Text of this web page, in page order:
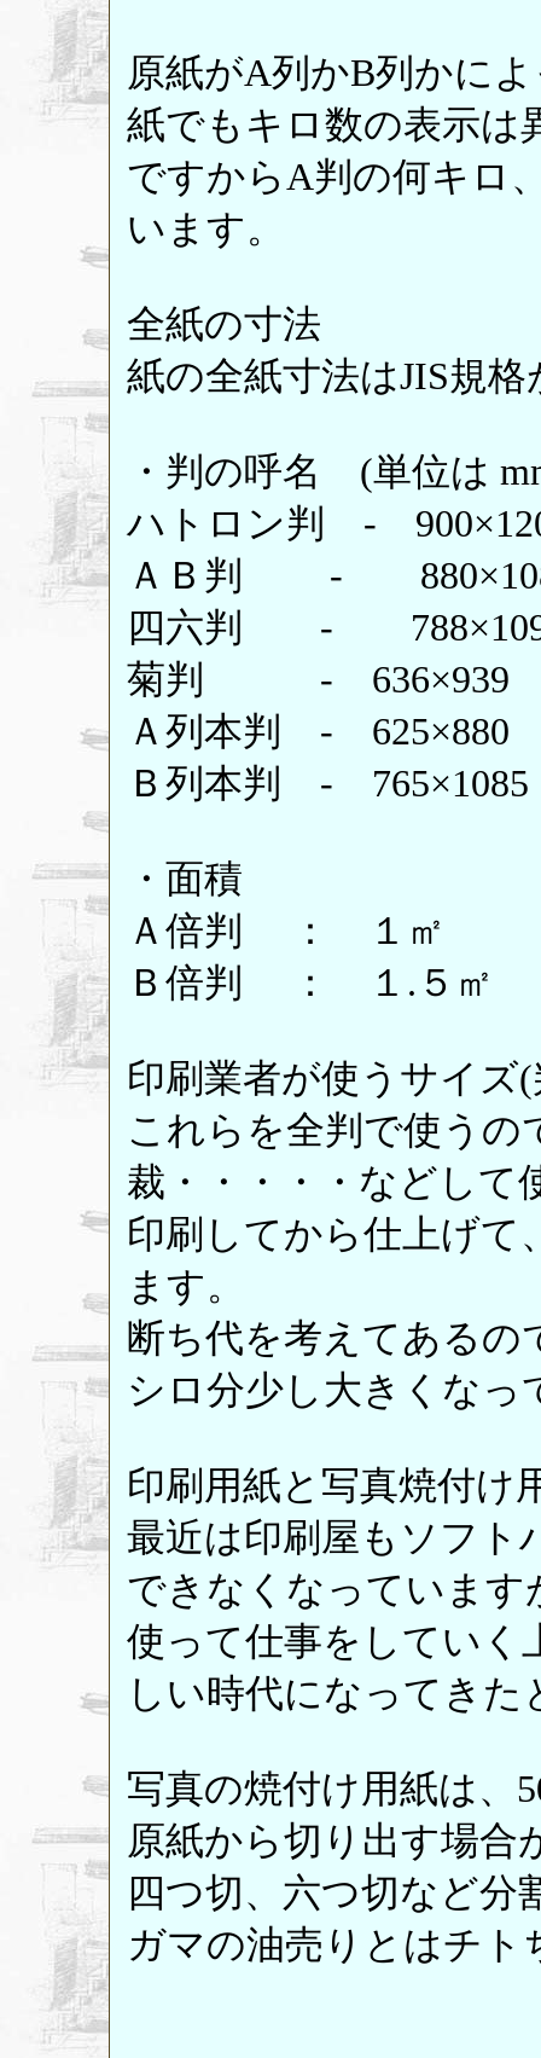
原紙がA列かB列かに
紙でもキロ数の表示は
ですからA判の何キロ
います。
全紙の寸法
紙の全紙寸法はJIS規
・判の呼名 (単位は
ハトロン判 -
ＡＢ判 -
四六判 -
菊判 - 636×939
Ａ列本判 - 625×880
Ｂ列本判 - 765×1085
・面積
Ａ倍判 ： １㎡
Ｂ倍判 ： １.５㎡
印刷業者が使うサイズ
これらを全判で使うの
裁・・・・・などして
印刷してから仕上げて
ます。
断ち代を考えてあるの
シロ分少し大きくなっ
印刷用紙と写真焼付け
最近は印刷屋もソフト
できなくなっていま
使って仕事をしていく
しい時代になってき
写真の焼付け用紙は、
原紙から切り出す場合
四つ切、六つ切など分
ガマの油売りとはチト